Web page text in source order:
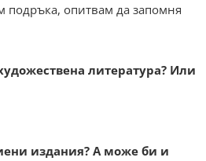
подръка, опитвам да запомня
литература? Или
издания? А може би и